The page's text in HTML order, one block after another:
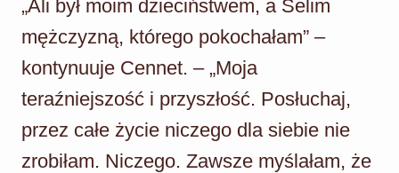
„Ali był moim dzieciństwem, a Selim
mężczyzną, którego pokochałam” –
kontynuuje Cennet. – „Moja
teraźniejszość i przyszłość. Posłuchaj,
przez całe życie niczego dla siebie nie
zrobiłam. Niczego. Zawsze myślałam, że